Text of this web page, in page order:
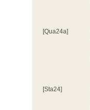
[Qua24a]
[Sta24]